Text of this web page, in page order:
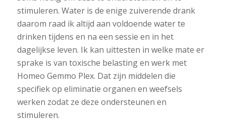
stimuleren. Water is de enige zuiverende drank
daarom raad ik altijd aan voldoende water te
drinken tijdens en na een sessie en in het
dagelijkse leven. Ik kan uittesten in welke mate er
sprake is van toxische belasting en werk met
Homeo Gemmo Plex. Dat zijn middelen die
specifiek op eliminatie organen en weefsels
werken zodat ze deze ondersteunen en
stimuleren.